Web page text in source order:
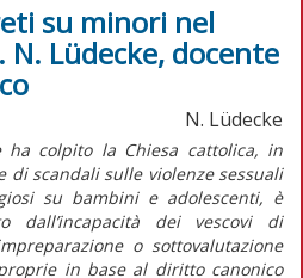
su minori nel
Lüdecke, docente
N. Lüdecke
colpito la Chiesa cattolica, in
di scandali sulle violenze sessuali
su bambini e adolescenti, è
dall’incapacità dei vescovi di
o sottovalutazione
in base al diritto canonico